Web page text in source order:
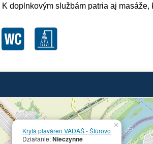
doplnkovým službám patria aj masáže,
Krytá plaváreň VADAŠ - Štúrovo
Działanie:Nieczynne
×